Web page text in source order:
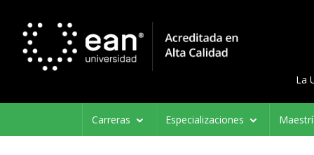
La
Navegación
principal
Carreras Especializaciones